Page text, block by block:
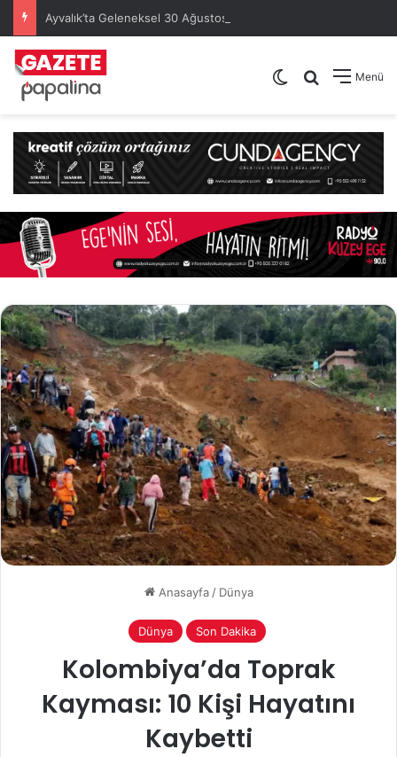
Menü
Arama yap
Dış görünümü
Anasayfa / Dünya
Dünya Son Dakika
Kolombiya’da Toprak
Kayması: 10 Kişi Hayatını
Kaybetti